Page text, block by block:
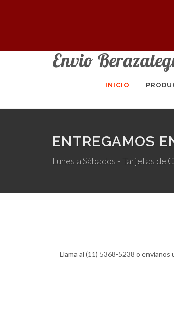
Envio
INICIO
ENTREGAMOS
Lunes a Sábados - Tarjetas de
Llama al (11) 5368-5238 o